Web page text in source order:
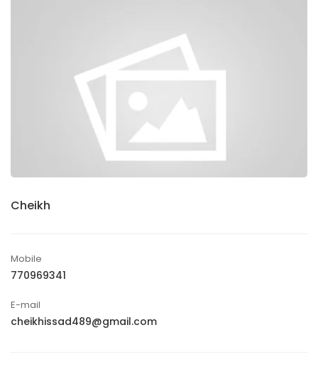
Cheikh
Mobile
770969341
E-mail
cheikhissad489@gmail.com